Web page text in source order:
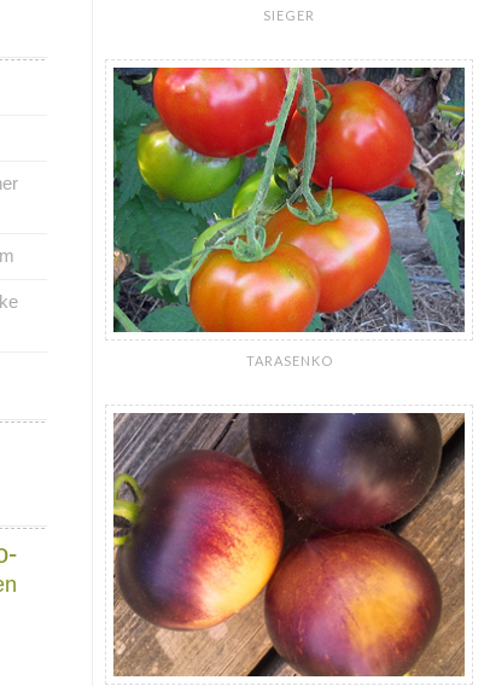
SIEGER
TARASENKO